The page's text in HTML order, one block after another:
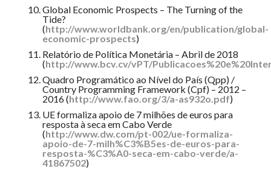
Global Economic Prospects – The Turning of the
Tide?
(http://www.worldbank.org/en/publication/global-
economic-prospects)
Relatório de Política Monetária – Abril de 2018
(http://www.bcv.cv/vPT/
Quadro Programático ao Nível do País (Qpp) /
Country Programming Framework (Cpf) – 2012 –
2016 (http://www.fao.org/3/a-as932o.pdf)
UE formaliza apoio de 7 milhões de euros para
resposta à seca em Cabo Verde
(http://www.dw.com/pt-002/ue-formaliza-
apoio-de-7-milh%C3%B5es-de-euros-para-
resposta-%C3%A0-seca-em-cabo-verde/a-
41867502)